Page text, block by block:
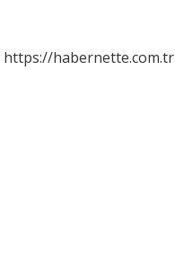
https://habernette.com.tr